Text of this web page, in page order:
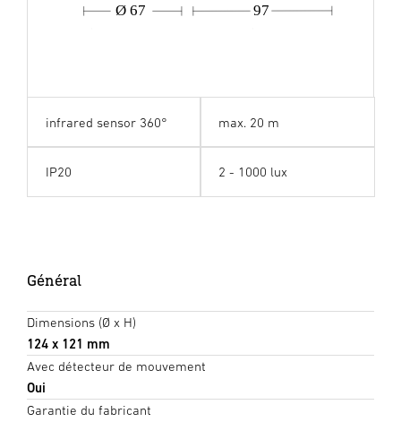
Ø 67 97
infrared sensor 360° max. 20 m
IP20 2 - 1000 lux
Général
Dimensions (Ø x H)
124 x 121 mm
Avec détecteur de mouvement
Oui
Garantie du fabricant